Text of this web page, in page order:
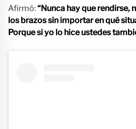
Afirmó:“Nunca hay que rendirse,
los brazos sin importar en qué
Porque si yo lo hice ustedes